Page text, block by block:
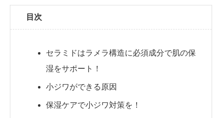
目次
セラミドはラメラ構造に必須成分で肌の保
湿をサポート！
小ジワができる原因
保湿ケアで小ジワ対策を！